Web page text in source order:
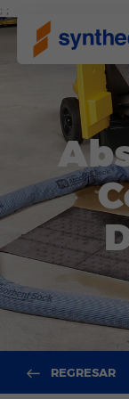
; ;
REGRESAR